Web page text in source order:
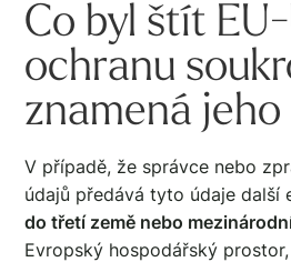
Co byl štít
ochranu
znamená
V případě, že správce nebo
údajů předává tyto údaje další
do třetí země nebo
Evropský hospodářský